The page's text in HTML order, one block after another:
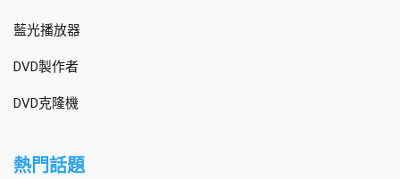
藍光播放器
DVD製作者
DVD克隆機
熱門話題